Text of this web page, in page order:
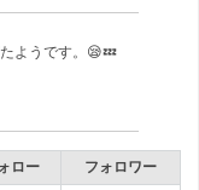
ようです。😪💤
ロー
フォロワー